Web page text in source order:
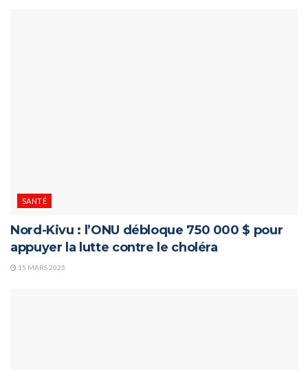
SANTÉ
Nord-Kivu : l’ONU débloque 750 000 $ pour
appuyer la lutte contre le choléra
15 MARS 2025